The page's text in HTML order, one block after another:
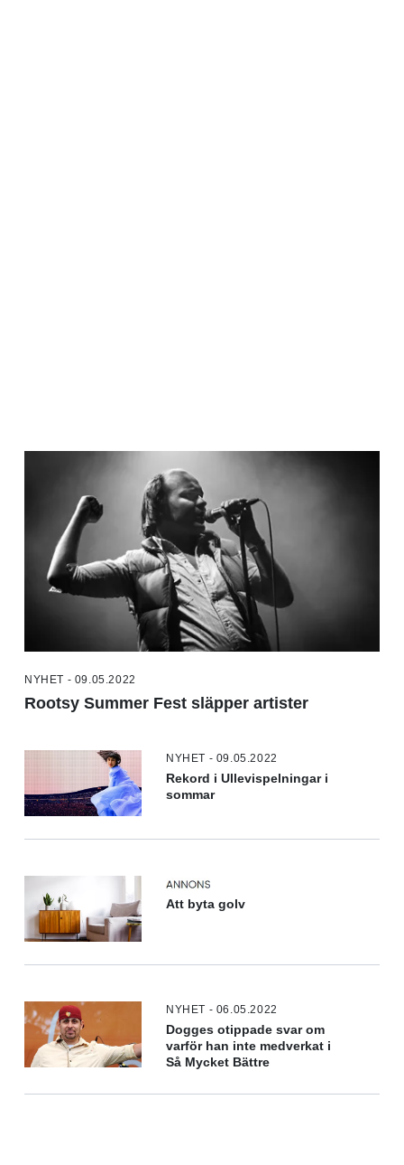
NYHET - 09.05.2022
Rootsy Summer Fest släpper artister
NYHET - 09.05.2022
Rekord i Ullevispelningar i
sommar
Att byta golv
NYHET - 06.05.2022
Dogges otippade svar om
varför han inte medverkat i
Så Mycket Bättre